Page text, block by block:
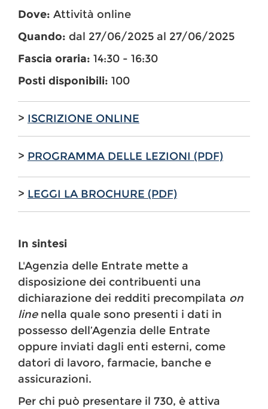
Dove: Attività online
Quando: dal 27/06/2025 al 27/06/2025
Fascia oraria: 14:30 - 16:30
Posti disponibili: 100
> ISCRIZIONE ONLINE
> PROGRAMMA DELLE LEZIONI (PDF)
> LEGGI LA BROCHURE (PDF)
In sintesi
L'Agenzia delle Entrate mette a
disposizione dei contribuenti una
dichiarazione dei redditi precompilata on
linenella quale sono presenti i dati in
possesso dell’Agenzia delle Entrate
oppure inviati dagli enti esterni, come
datori di lavoro, farmacie, banche e
assicurazioni.
Per chi può presentare il 730, è attiva